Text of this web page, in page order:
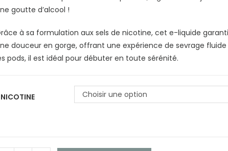
goutte d’alcool !
à sa formulation aux sels de nicotine, cet e-liquide
douceur en gorge, offrant une expérience de sevrage
pods, il est idéal pour débuter en toute sérénité.
NICOTINE Choisir une option